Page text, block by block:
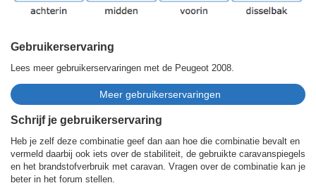
Gebruikerservaring
Lees meer gebruikerservaringen met de Peugeot 2008.
Schrijf je gebruikerservaring
Heb je zelf deze combinatie geef dan aan hoe die combinatie bevalt en
vermeld daarbij ook iets over de stabiliteit, de gebruikte caravanspiegels
en het brandstofverbruik met caravan. Vragen over de combinatie kan je
beter in het forum stellen.